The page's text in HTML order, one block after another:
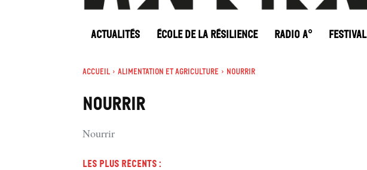
ACTUALITÉS ÉCOLE DE LA RÉSILIENCE RADIO A° FESTIVAL
Accueil Alimentation et agriculture Nourrir
NOURRIR
Nourrir
Les plus récents :